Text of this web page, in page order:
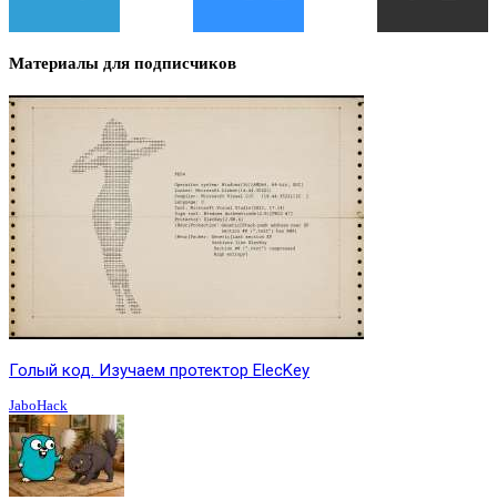
Материалы для подписчиков
Голый код. Изучаем протектор ElecKey
JaboHack